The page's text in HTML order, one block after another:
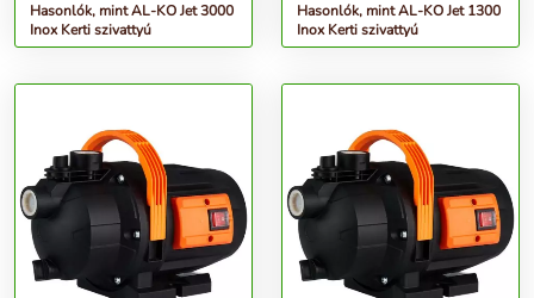
Hasonlók, mint AL-KO Jet 3000
Inox Kerti szivattyú
Hasonlók, mint AL-KO Jet 1300
Inox Kerti szivattyú